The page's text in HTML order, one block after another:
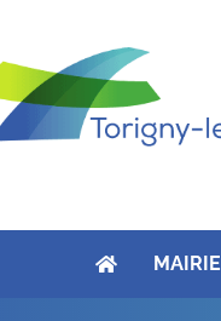
MAIRIE